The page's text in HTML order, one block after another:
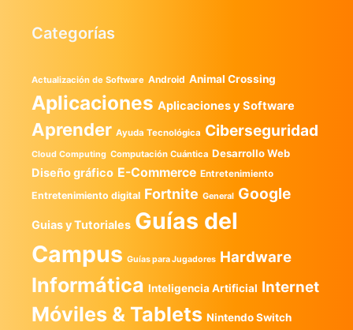
Categorías
Actualización de Software Android Animal Crossing
Aplicaciones Aplicaciones y Software
Aprender Ayuda Tecnológica Ciberseguridad
Cloud Computing Computación Cuántica Desarrollo Web
Diseño gráfico E-Commerce Entretenimiento
Entretenimiento digital Fortnite General Google
Guias y Tutoriales Guías del
Campus Guías para Jugadores Hardware
Informática Inteligencia Artificial Internet
Móviles & Tablets Nintendo Switch